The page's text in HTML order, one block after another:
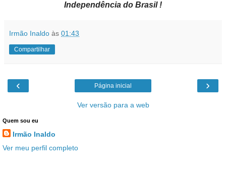
Independência do Brasil !
Irmão Inaldo às 01:43
Compartilhar
‹ ›
Página inicial
Ver versão para a web
Quem sou eu
Irmão Inaldo
Ver meu perfil completo